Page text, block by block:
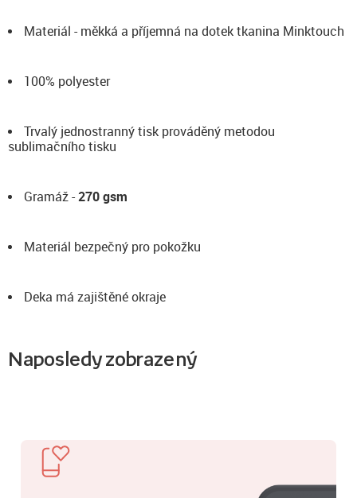
Materiál - měkká a příjemná na dotek tkanina Minktouch
100% polyester
Trvalý jednostranný tisk prováděný metodou
sublimačního tisku
Gramáž -270 gsm
Materiál bezpečný pro pokožku
Deka má zajištěné okraje
Naposledy zobrazený